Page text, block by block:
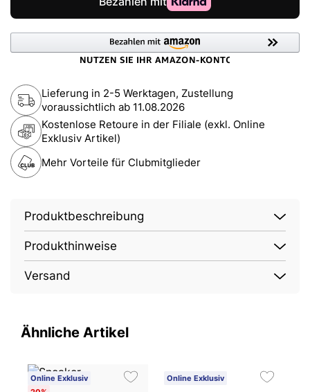
Lieferung in 2-5 Werktagen, Zustellung
voraussichtlich ab 11.08.2026
Kostenlose Retoure in der Filiale (exkl. Online
Exklusiv Artikel)
Mehr Vorteile für Clubmitglieder
Produktbeschreibung
Produkthinweise
Versand
Ähnliche Artikel
Online Exklusiv
Online Exklusiv